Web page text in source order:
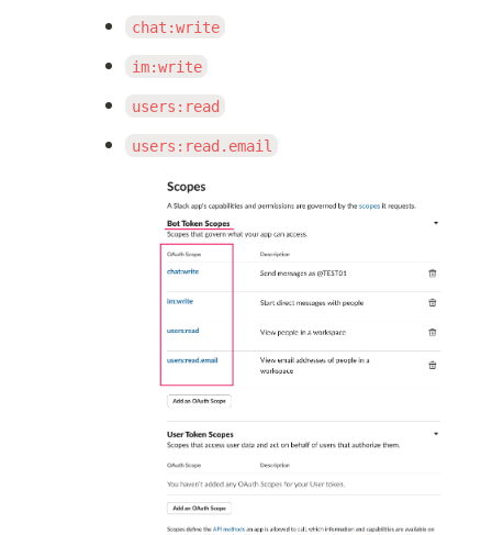
chat:write
im:write
users:read
users:read.email